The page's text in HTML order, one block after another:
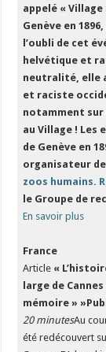
appelé «
Genève en
l’oubli de cet
helvétique et
neutralité, elle
et raciste
notamment sur
au Village ! Les
de Genève en
organisateur
zoos humains.
le Groupe de
En savoir plus
France
Article «
large de
mémoire » »
20 minutesAu
été redécouvert